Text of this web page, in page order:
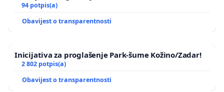
94 potpis(a)
Obavijest o transparentnosti
Inicijativa za proglašenje Park-šume Kožino/Zadar!
2 802 potpis(a)
Obavijest o transparentnosti